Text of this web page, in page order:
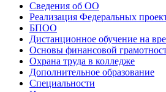
Сведения об ОО
Реализация Федеральных
БПОО
Дистанционное обучение на
Основы финансовой
Охрана труда в колледже
Дополнительное образование
Специальности